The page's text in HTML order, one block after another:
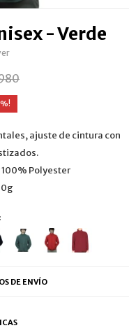
- Verde
ajuste de cintura con
Polyester
DE ENVÍO